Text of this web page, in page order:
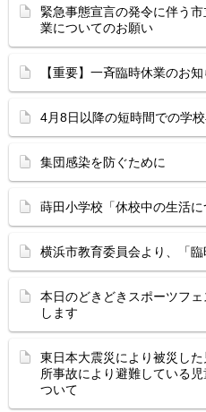
緊急事態宣言の発令に伴う
業についてのお願い
【重要】一斉臨時休業のお
4月8日以降の短時間での学
集団感染を防ぐために
蒔田小学校「休校中の生活に
横浜市教育委員会より、「臨
本日のどきどきスポーツフ
します
東日本大震災により被災し
所事故により避難している
ついて